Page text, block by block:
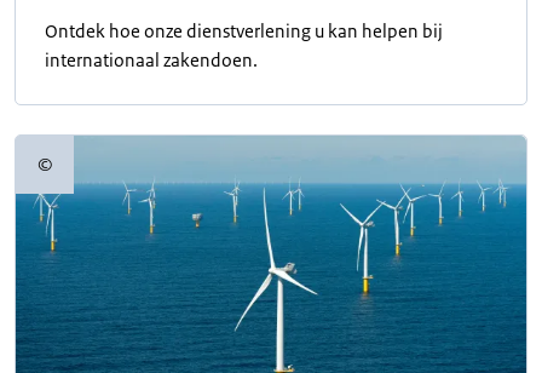
Ontdek hoe onze dienstverlening u kan helpen bij
internationaal zakendoen.
©Copyrightinformatie